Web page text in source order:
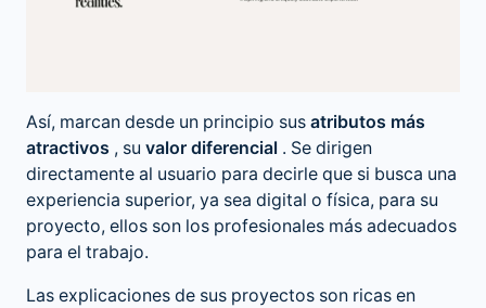
Así, marcan desde un principio sus atributos más
atractivos , su valor diferencial . Se dirigen
directamente al usuario para decirle que si busca una
experiencia superior, ya sea digital o física, para su
proyecto, ellos son los profesionales más adecuados
para el trabajo.
Las explicaciones de sus proyectos son ricas en